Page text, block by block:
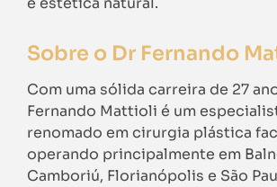
Sobre o Dr Fernando
Com uma sólida carreira de 27
Fernando Mattioli é um
renomado em cirurgia plástica
operando principalmente em
Camboriú, Florianópolis e São